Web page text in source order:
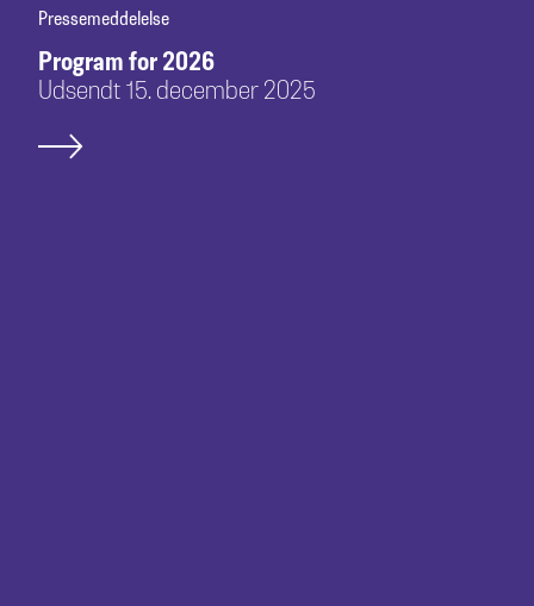
Pressemeddelelse
Program for 2026
Udsendt 15. december 2025